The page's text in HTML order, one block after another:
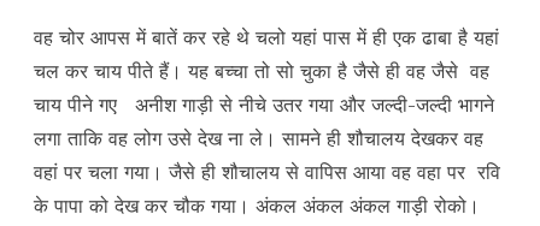
वह चोर आपस में बातें कर रहे थे चलो यहां पास में ही एक ढाबा है यहां
चल कर चाय पीते हैं। यह बच्चा तो सो चुका है जैसे ही वह जैसे वह
चाय पीने गए अनीश गाड़ी से नीचे उतर गया और जल्दी-जल्दी भागने
लगा ताकि वह लोग उसे देख ना ले। सामने ही शौचालय देखकर वह
वहां पर चला गया। जैसे ही शौचालय से वापिस आया वह वहा पर रवि
के पापा को देख कर चौक गया। अंकल अंकल अंकल गाड़ी रोको।